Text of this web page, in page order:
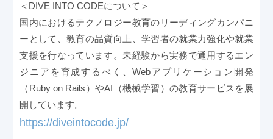
＜DIVE INTO CODEについて＞
国内におけるテクノロジー教育のリーディングカンパニ
ーとして、教育の品質向上、学習者の就業力強化や就業
支援を行なっています。未経験から実務で通用するエン
ジニアを育成するべく、Webアプリケーション開発
（Ruby on Rails）やAI（機械学習）の教育サービスを展
開しています。
https://diveintocode.jp/